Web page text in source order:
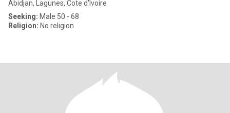
Abidjan, Lagunes, Cote d'Ivoire
Seeking: Male 50 - 68
Religion: No religion